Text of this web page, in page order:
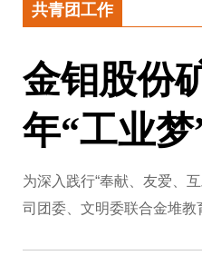
共青团工作
金钼股份
年“工业梦
为深入践行“奉献、友爱、
司团委、文明委联合金堆教